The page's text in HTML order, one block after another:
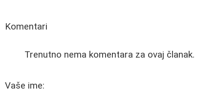
Komentari
Trenutno nema komentara za ovaj članak.
Vaše ime: